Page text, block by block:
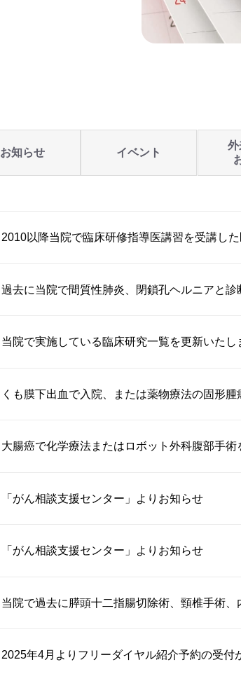
お知らせ イベント
外
2010以降当院で臨床研修指導医講習を受講し
過去に当院で間質性肺炎、閉鎖孔ヘルニアと
当院で実施している臨床研究一覧を更新いたし
くも膜下出血で入院、または薬物療法の固形
大腸癌で化学療法またはロボット外科腹部手
「がん相談支援センター」よりお知らせ
「がん相談支援センター」よりお知らせ
当院で過去に膵頭十二指腸切除術、頸椎手術
2025年4月よりフリーダイヤル紹介予約の受付